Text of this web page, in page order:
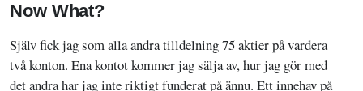
Now What?
Själv fick jag som alla andra tilldelning 75 aktier på vardera
två konton. Ena kontot kommer jag sälja av, hur jag gör med
det andra har jag inte riktigt funderat på ännu. Ett innehav på